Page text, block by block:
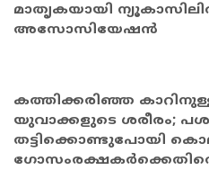
മാതൃകയായി
അസോസിയേഷൻ
കത്തിക്കരിഞ്ഞ
യുവാക്കളുടെ ശരീരം;
തട്ടിക്കൊണ്ടുപോയി